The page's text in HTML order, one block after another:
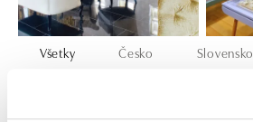
Všetky Česko Slovensko